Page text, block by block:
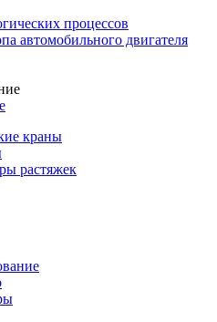
процессов
автомобильного двигателя
краны
растяжек